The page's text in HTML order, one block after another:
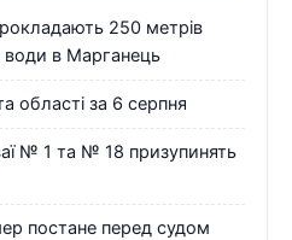
250 метрів
води в Марганець
області за 6 серпня
№ 1 та № 18 призупинять
постане перед судом